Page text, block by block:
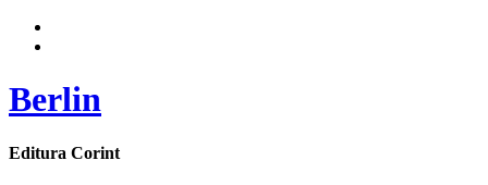
Berlin
Editura Corint